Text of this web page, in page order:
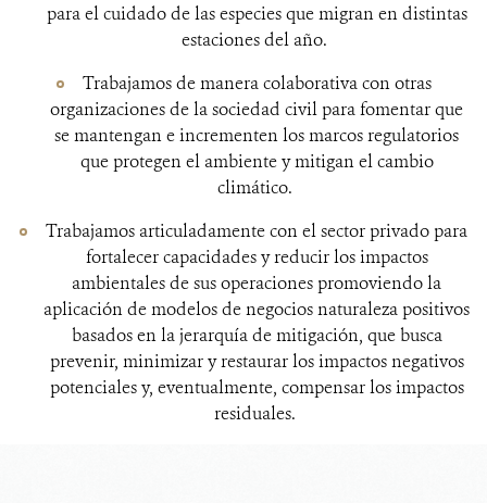
para el cuidado de las especies que migran en distintas
estaciones del año.
Trabajamos de manera colaborativa con otras
organizaciones de la sociedad civil para fomentar que
se mantengan e incrementen los marcos regulatorios
que protegen el ambiente y mitigan el cambio
climático.
Trabajamos articuladamente con el sector privado para
fortalecer capacidades y reducir los impactos
ambientales de sus operaciones promoviendo la
aplicación de modelos de negocios naturaleza positivos
basados en la jerarquía de mitigación, que busca
prevenir, minimizar y restaurar los impactos negativos
potenciales y, eventualmente, compensar los impactos
residuales.